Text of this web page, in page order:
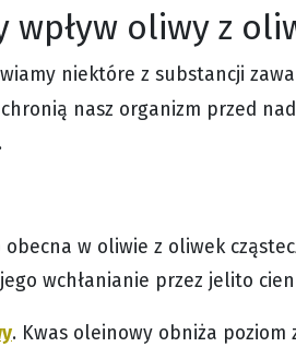
wpływ oliwy z
niektóre z substancji
nasz organizm przed
obecna w oliwie z oliwek
wchłanianie przez jelito
. Kwas oleinowy obniża